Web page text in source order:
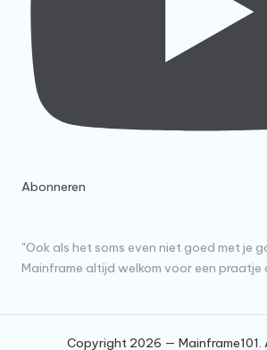
Abonneren
"Ook als het soms even niet goed met je
Mainframe altijd welkom voor een praatje
Copyright 2026 — Mainframe101.